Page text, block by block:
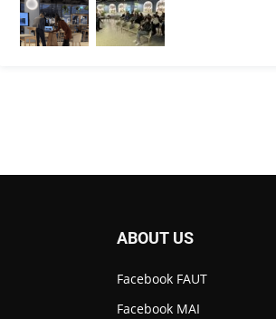
ABOUT US
Facebook FAUT
Facebook MAI